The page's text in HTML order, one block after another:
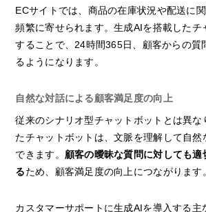
ECサイトでは、商品の在庫状況や配送に
頻繁に寄せられます。生成AIを搭載したチ
することで、24時間365日、顧客からの質
るようになります。
自然な対話による顧客満足度の向上
従来のシナリオ型チャットボットとは異な
たチャットボットは、文脈を理解して自
できます。 顧客の曖昧な質問に対しても適
るため、顧客満足度の向上につながります
カスタマーサポートに生成AIを導入する主